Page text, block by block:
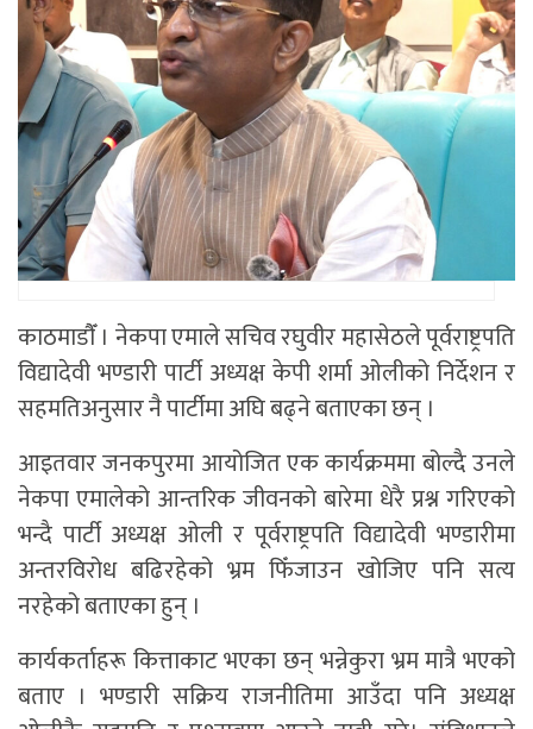
काठमाडाैँ । नेकपा एमाले सचिव रघुवीर महासेठले पूर्वराष्ट्रपति
विद्यादेवी भण्डारी पार्टी अध्यक्ष केपी शर्मा ओलीको निर्देशन र
सहमतिअनुसार नै पार्टीमा अघि बढ्ने बताएका छन् ।
आइतवार जनकपुरमा आयोजित एक कार्यक्रममा बोल्दै उनले
नेकपा एमालेको आन्तरिक जीवनको बारेमा धेरै प्रश्न गरिएको
भन्दै पार्टी अध्यक्ष ओली र पूर्वराष्ट्रपति विद्यादेवी भण्डारीमा
अन्तरविरोध बढिरहेको भ्रम फिँजाउन खोजिए पनि सत्य
नरहेको बताएका हुन् ।
कार्यकर्ताहरू कित्ताकाट भएका छन् भन्नेकुरा भ्रम मात्रै भएको
बताए । भण्डारी सक्रिय राजनीतिमा आउँदा पनि अध्यक्ष